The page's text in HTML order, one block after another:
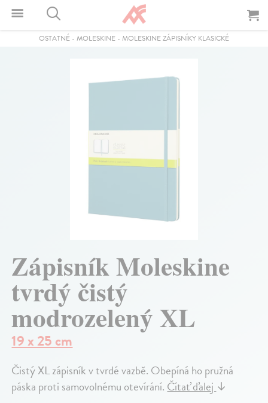
OSTATNÉ - MOLESKINE - MOLESKINE ZÁPISNÍKY KLASICKÉ
Zápisník Moleskine
tvrdý čistý
modrozelený XL
19 x 25 cm
Čistý XL zápisník v tvrdé vazbě. Obepíná ho pružná
páska proti samovolnému otevírání.Čítať ďalej↓